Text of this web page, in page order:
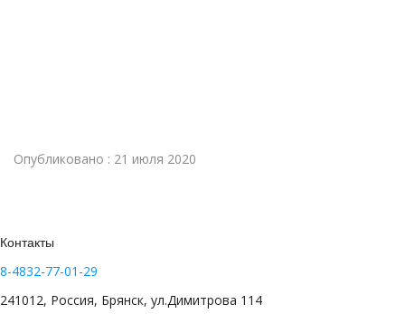
Опубликовано : 21 июля 2020
Контакты
8-4832-77-01-29
241012, Россия, Брянск, ул.Димитрова 114